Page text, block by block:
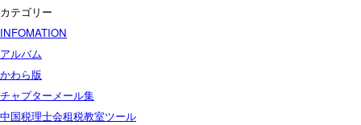
カテゴリー
INFOMATION
アルバム
かわら版
チャプターメール集
中国税理士会租税教室ツール